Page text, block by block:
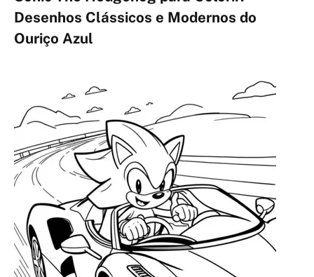
Desenhos Clássicos e Modernos do
Ouriço Azul